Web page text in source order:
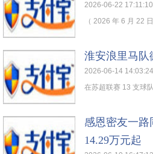
2026-06-22 17:11:10
（ 2026 年 6 月 22
淮安浪里马队
2026-06-14 14:03:24
在苏超联赛 13 支球
感恩密友一路
14.29万元起